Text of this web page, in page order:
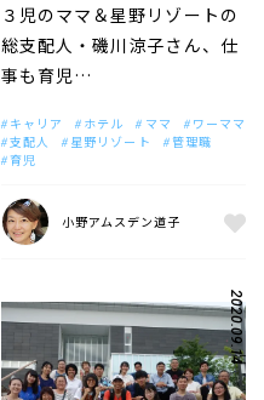
３児のママ＆星野リゾートの
総支配人・磯川涼子さん、仕
事も育児…
キャリア ホテル ママ
ワーママ
支配人
星野リゾート
管理職
育児
小野アムスデン道子
2020.09.14